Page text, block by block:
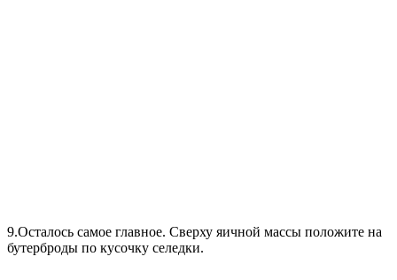
9.Осталось самое главное. Сверху яичной массы положите на
бутерброды по кусочку селедки.